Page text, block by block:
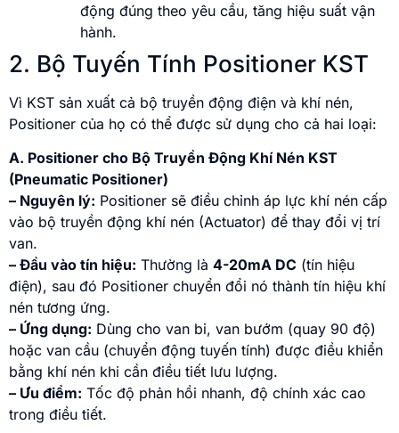
động đúng theo yêu cầu, tăng hiệu suất vận
hành.
2. Bộ Tuyến Tính Positioner KST
Vì KST sản xuất cả bộ truyền động điện và khí nén,
Positioner của họ có thể được sử dụng cho cả hai loại:
A. Positioner cho Bộ Truyền Động Khí Nén KST
(Pneumatic Positioner)
– Nguyên lý: Positioner sẽ điều chỉnh áp lực khí nén cấp
vào bộ truyền động khí nén (Actuator) để thay đổi vị trí
van.
– Đầu vào tín hiệu: Thường là 4-20mA DC (tín hiệu
điện), sau đó Positioner chuyển đổi nó thành tín hiệu khí
nén tương ứng.
– Ứng dụng: Dùng cho van bi, van bướm (quay 90 độ)
hoặc van cầu (chuyển động tuyến tính) được điều khiển
bằng khí nén khi cần điều tiết lưu lượng.
– Ưu điểm: Tốc độ phản hồi nhanh, độ chính xác cao
trong điều tiết.